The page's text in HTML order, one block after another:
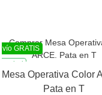
GRATIS
Ver producto
Mesa de Reuniones
CUADRADA. Color